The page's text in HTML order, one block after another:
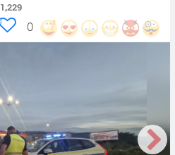
1,229
0